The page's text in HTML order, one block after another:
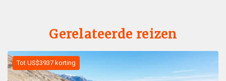
Gerelateerde reizen
Tot US$3937 korting